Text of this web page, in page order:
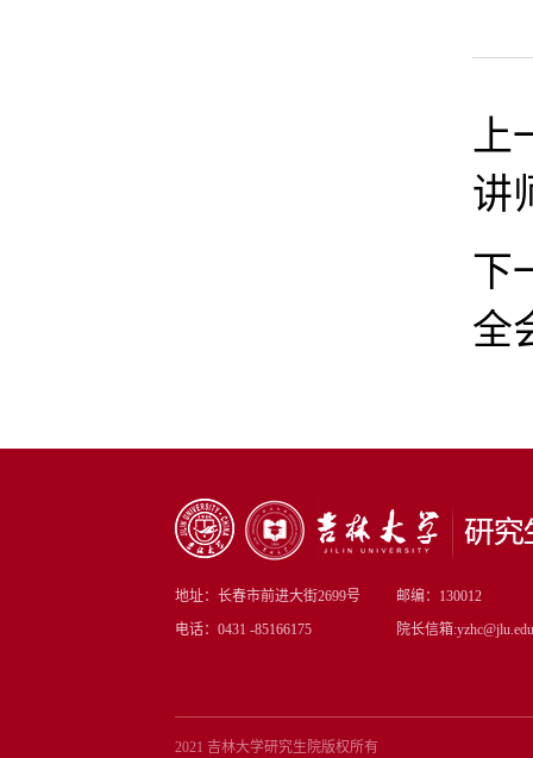
讲
下
全
地址：长春市前进大街2699号
邮编：130012
电话：0431 -85166175
院长信箱
2021 吉林大学研究生院版权所有